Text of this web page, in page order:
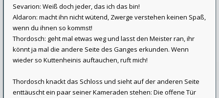
Sevarion: Weiß doch jeder, das ich das bin!
Aldaron: macht ihn nicht wütend, Zwerge verstehen keinen Spaß,
wenn du ihnen so kommst!
Thordosch: geht mal etwas weg und lasst den Meister ran, ihr
könnt ja mal die andere Seite des Ganges erkunden. Wenn
wieder so Kuttenheinis auftauchen, ruft mich!
Thordosch knackt das Schloss und sieht auf der anderen Seite
enttäuscht ein paar seiner Kameraden stehen: Die offene Tür